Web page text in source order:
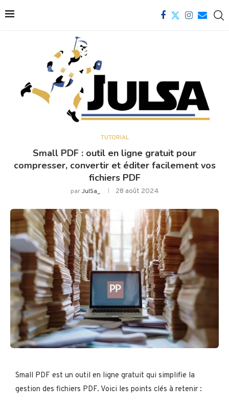
TUTORIAL
Small PDF : outil en ligne gratuit pour
compresser, convertir et éditer facilement vos
fichiers PDF
parJulSa_ 28 août 2024
Small PDF est un outil en ligne gratuit qui simplifie la
gestion des fichiers PDF. Voici les points clés à retenir :